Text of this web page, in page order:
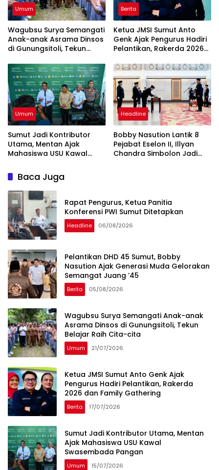
Umum
Wagubsu Surya Semangati
Anak-anak Asrama Dinsos
di Gunungsitoli, Tekun
Berita
Ketua JMSI Sumut Anto
Genk Ajak Pengurus Hadiri
Pelantikan, Rakerda 2026
Umum
Sumut Jadi Kontributor
Utama, Mentan Ajak
Mahasiswa USU Kawal
Headline
Bobby Nasution Lantik 8
Pejabat Eselon II, Illyan
Chandra Simbolon Jadi
Baca Juga
Rapat Pengurus, Ketua Panitia
Konferensi PWI Sumut Ditetapkan
Headline 06/08/2026
Pelantikan DHD 45 Sumut, Bobby
Nasution Ajak Generasi Muda Gelorakan
Semangat Juang ’45
Berita 05/08/2026
Wagubsu Surya Semangati Anak-anak
Asrama Dinsos di Gunungsitoli, Tekun
Belajar Raih Cita-cita
Umum 21/07/2026
Ketua JMSI Sumut Anto Genk Ajak
Pengurus Hadiri Pelantikan, Rakerda
2026 dan Family Gathering
Berita 17/07/2026
Sumut Jadi Kontributor Utama, Mentan
Ajak Mahasiswa USU Kawal
Swasembada Pangan
Umum 15/07/2026